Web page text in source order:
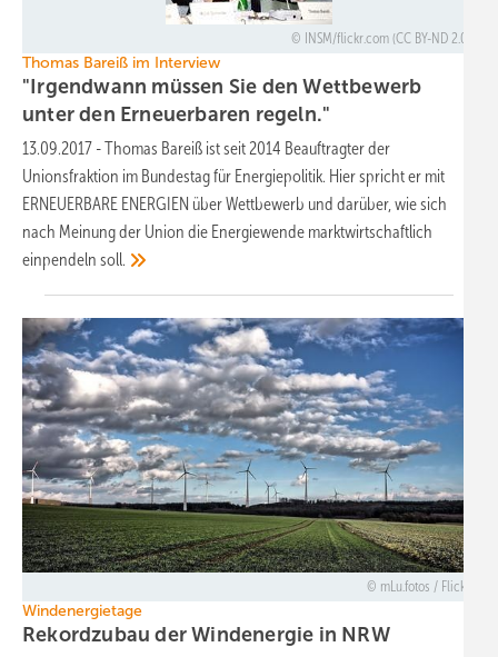
INSM/flickr.com (CC BY-ND 2.0)
Thomas Bareiß im Interview
"Irgendwann müssen Sie den Wettbewerb
unter den Erneuerbaren regeln."
13.09.2017 -Thomas Bareiß ist seit 2014 Beauftragter der
Unionsfraktion im Bundestag für Energiepolitik. Hier spricht er mit
ERNEUERBARE ENERGIEN über Wettbewerb und darüber, wie sich
nach Meinung der Union die Energiewende marktwirtschaftlich
einpendeln soll.
mLu.fotos / Flickr
Windenergietage
Rekordzubau der Windenergie in NRW